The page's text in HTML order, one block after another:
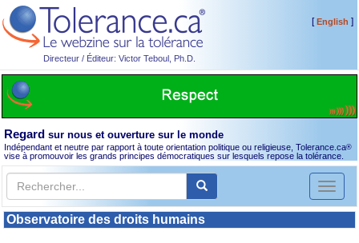
Directeur / Éditeur: Victor Teboul, Ph.D.
[English ]
Regard sur nous et ouverture sur le monde
Indépendant et neutre par rapport à toute orientation politique ou religieuse, Tolerance.ca®
vise à promouvoir les grands principes démocratiques sur lesquels repose la tolérance.
Toggle
Observatoire des droits humains